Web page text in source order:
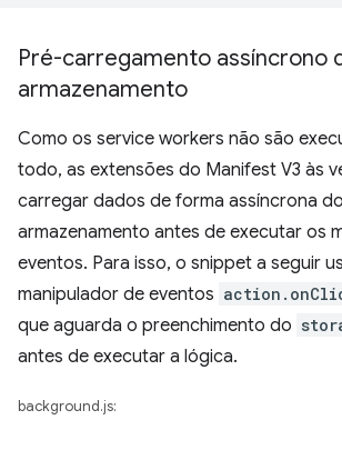
Pré-carregamento assíncrono
armazenamento
Como os service workers não são
todo, as extensões do Manifest V3 às
carregar dados de forma assíncrona do
armazenamento antes de executar os
eventos. Para isso, o snippet a seguir
manipulador de eventos
que aguarda o preenchimento do
antes de executar a lógica.
background.js: